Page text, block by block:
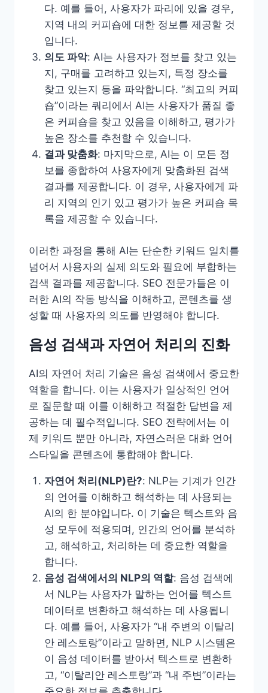
다. 예를 들어, 사용자가 파리에 있을 경우,
지역 내의 커피숍에 대한 정보를 제공할 것
입니다.
의도 파악: AI는 사용자가 정보를 찾고 있는
지, 구매를 고려하고 있는지, 특정 장소를
찾고 있는지 등을 파악합니다. “최고의 커피
숍”이라는 쿼리에서 AI는 사용자가 품질 좋
은 커피숍을 찾고 있음을 이해하고, 평가가
높은 장소를 추천할 수 있습니다.
결과 맞춤화: 마지막으로, AI는 이 모든 정
보를 종합하여 사용자에게 맞춤화된 검색
결과를 제공합니다. 이 경우, 사용자에게 파
리 지역의 인기 있고 평가가 높은 커피숍 목
록을 제공할 수 있습니다.
이러한 과정을 통해 AI는 단순한 키워드 일치를
넘어서 사용자의 실제 의도와 필요에 부합하는
검색 결과를 제공합니다. SEO 전문가들은 이
러한 AI의 작동 방식을 이해하고, 콘텐츠를 생
성할 때 사용자의 의도를 반영해야 합니다.
음성 검색과 자연어 처리의 진화
AI의 자연어 처리 기술은 음성 검색에서 중요한
역할을 합니다. 이는 사용자가 일상적인 언어
로 질문할 때 이를 이해하고 적절한 답변을 제
공하는 데 필수적입니다. SEO 전략에서는 이
제 키워드 뿐만 아니라, 자연스러운 대화 언어
스타일을 콘텐츠에 통합해야 합니다.
자연어 처리(NLP)란?: NLP는 기계가 인간
의 언어를 이해하고 해석하는 데 사용되는
AI의 한 분야입니다. 이 기술은 텍스트와 음
성 모두에 적용되며, 인간의 언어를 분석하
고, 해석하고, 처리하는 데 중요한 역할을
합니다.
음성 검색에서의 NLP의 역할: 음성 검색에
서 NLP는 사용자가 말하는 언어를 텍스트
데이터로 변환하고 해석하는 데 사용됩니
다. 예를 들어, 사용자가 “내 주변의 이탈리
안 레스토랑”이라고 말하면, NLP 시스템은
이 음성 데이터를 받아서 텍스트로 변환하
고, “이탈리안 레스토랑”과 “내 주변”이라는